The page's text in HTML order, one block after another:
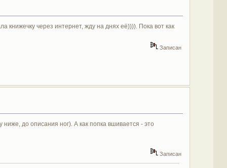
книжечку через интернет, жду на днях её)))). Пока вот как
Записан
ниже, до описания ног). А как попка вшивается - это
Записан